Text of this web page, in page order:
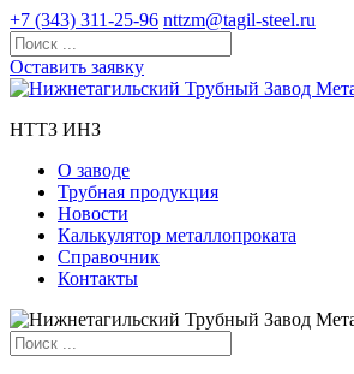
+7 (343) 311-25-96 nttzm@tagil-steel.ru
Оставить заявку
НТТЗ ИНЗ
О заводе
Трубная продукция
Новости
Калькулятор металлопроката
Справочник
Контакты